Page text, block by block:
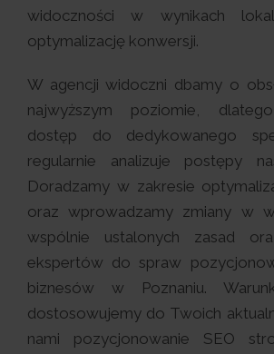
widoczności w wynikach
optymalizację konwersji.
W agencji widoczni dbamy o
najwyższym poziomie,
dostęp do dedykowanego
regularnie analizuje postępy
Doradzamy w zakresie
oraz wprowadzamy zmiany w
wspólnie ustalonych zasad
ekspertów do spraw
biznesów w Poznaniu.
dostosowujemy do Twoich
nami pozycjonowanie SEO